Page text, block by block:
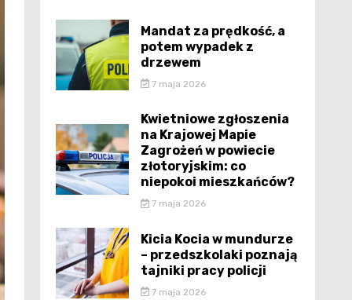
Mandat za prędkość, a
potem wypadek z
drzewem
7 maja 2026
Kwietniowe zgłoszenia
na Krajowej Mapie
Zagrożeń w powiecie
złotoryjskim: co
niepokoi mieszkańców?
7 maja 2026
Kicia Kocia w mundurze
– przedszkolaki poznają
tajniki pracy policji
7 maja 2026